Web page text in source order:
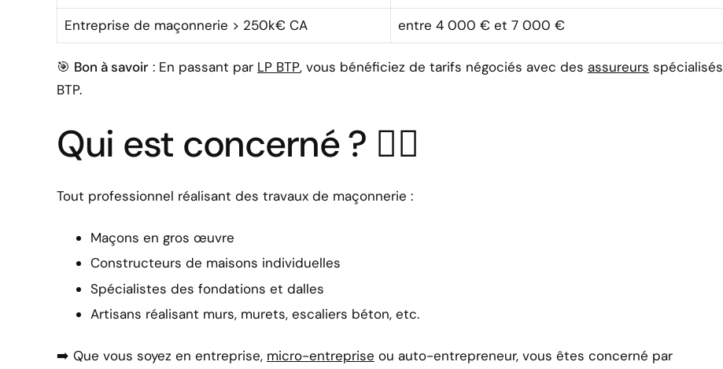
Entreprise de maçonnerie > 250k€ CA
entre 4 000 € et 7 000 €
🎯 Bon à savoir : En passant par LP BTP, vous bénéficiez de tarifs négociés avec des assureurs spécialisés
BTP.
Qui est concerné ? 👷‍♂️
Tout professionnel réalisant des travaux de maçonnerie :
Maçons en gros œuvre
Constructeurs de maisons individuelles
Spécialistes des fondations et dalles
Artisans réalisant murs, murets, escaliers béton, etc.
➡️ Que vous soyez en entreprise, micro-entreprise ou auto-entrepreneur, vous êtes concerné par